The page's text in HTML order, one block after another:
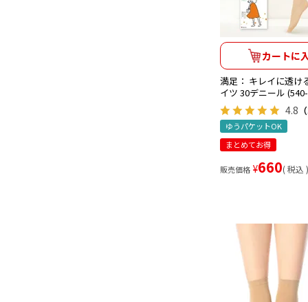
カートに
満足： キレイに透け
イツ 30デニール
4.8
ゆうパケットOK
まとめてお得
販売価格 ¥660 税込